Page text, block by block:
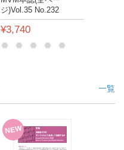
ジ)Vol.35 No.232
¥3,740
一覧
NEW